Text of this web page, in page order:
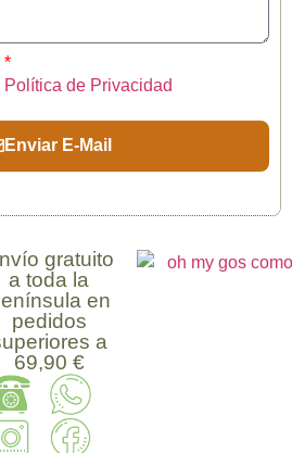
Política de Privacidad
Enviar E-Mail
gratuito
a toda la
en
pedidos
a
69,90 €